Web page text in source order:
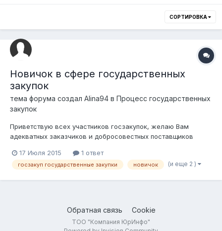
СОРТИРОВКА
Новичок в сфере государственных
закупок
тема форума создал Alina94 в Процесс государственных
закупок
Приветствую всех участников госзакупок, желаю Вам
адекватных заказчиков и добросовестных поставщиков
упрощёнке для участия в госзакупках (ценовки на сумму до
100-200 тыс каждый лот), но пока так сказать прощупываю
17 Июля 2015 1 ответ
госзакуп государственные закупки новичок (и еще 2 )
Обратная связь Cookie
ТОО "Компания ЮрИнфо"